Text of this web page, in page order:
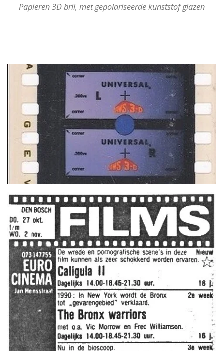
Papieren 3D bril, met gepolariseerde kunststof glazen